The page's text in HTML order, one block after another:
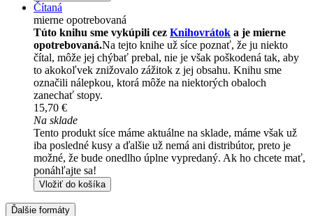
Čítaná
mierne opotrebovaná
Túto knihu sme vykúpili cez Knihovrátok a je mierne
opotrebovaná.Na tejto knihe už síce poznať, že ju niekto
čítal, môže jej chýbať prebal, nie je však poškodená tak, aby
to akokoľvek znižovalo zážitok z jej obsahu. Knihu sme
označili nálepkou, ktorá môže na niektorých obaloch
zanechať stopy.
15,70 €
Na sklade
Tento produkt síce máme aktuálne na sklade, máme však už
iba posledné kusy a ďalšie už nemá ani distribútor, preto je
možné, že bude onedlho úplne vypredaný. Ak ho chcete mať,
ponáhľajte sa!
Vložiť do košíka
Ďalšie formáty